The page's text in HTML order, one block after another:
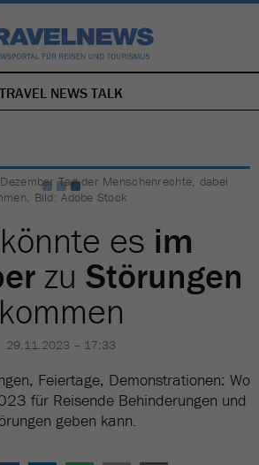
NAVIGATION
ÜBERSPRINGEN
TRAVEL NEWS TALK
Tag der Menschenrechte, dabei
Bild: Adobe Stock
es im
zu Störungen
kommen
29.11.2023 – 17:33
Feiertage, Demonstrationen: Wo
für Reisende Behinderungen und
geben kann.